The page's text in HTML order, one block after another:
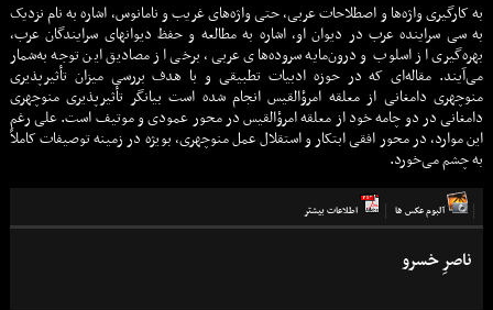
به کارگیری واژه‌ها و اصطلاحات عربی، حتی واژه‌های غریب و نامانوس، اشاره به نام نزدیک
به سی سراینده عرب در دیوان او، اشاره به مطالعه و حفظ دیوانهای سرایندگان عرب،
بهره‌گیری از اسلوب و درون‌مایه سروده‌های عربی، برخی از مصادیق این توجه به‌شمار
می‌آیند. مقاله‌ای که در حوزه ادبیات تطبیقی و با هدف بررسی میزان تأثیرپذیری
منوچهری دامغانی از معلقه امرؤالقیس انجام شده است بیانگر تأثیرپذیری منوچهری
دامغانی در دو چامه خود از معلقه امرؤالقیس در محور عمودی و موتیف است. علی رغم
این موارد، در محور افقی ابتکار و استقلال عمل منوچهری، بویژه در زمینه توصیفات کاملاً
به چشم می‌خورد.
آلبوم عكس ها اطلاعات بيشتر
ناصرِ خسرو